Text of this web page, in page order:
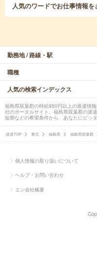
人気のワードでお仕事情報を
勤務地 / 路線・駅
職種
人気の検索インデックス
福島県双葉郡の時給950円以上の派遣情
社のポータルサイト。福島県双葉郡の派
短期などの希望条件から、あなたにピッ
派遣TOP 東北 福島県 福島県双葉郡
個人情報の取り扱いについて
ヘルプ・お問い合わせ
エン会社概要